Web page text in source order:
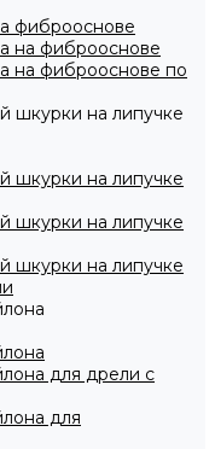
фиброоснове
на фиброоснове
на фиброоснове по
шкурки на липучке
шкурки на липучке
шкурки на липучке
шкурки на липучке
для дрели с
для